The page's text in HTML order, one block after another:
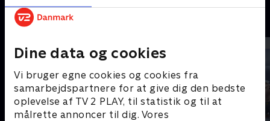
Dine data og cookies
Vi bruger egne cookies og cookies fra
samarbejdspartnere for at give dig den bedste
oplevelse af TV 2 PLAY, til statistik og til at
målrette annoncer til dig. Vores
Andre så også